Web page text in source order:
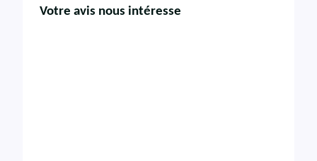
Votre avis nous intéresse